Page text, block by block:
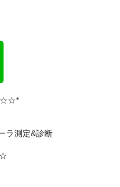
ラ測定&診断
☆